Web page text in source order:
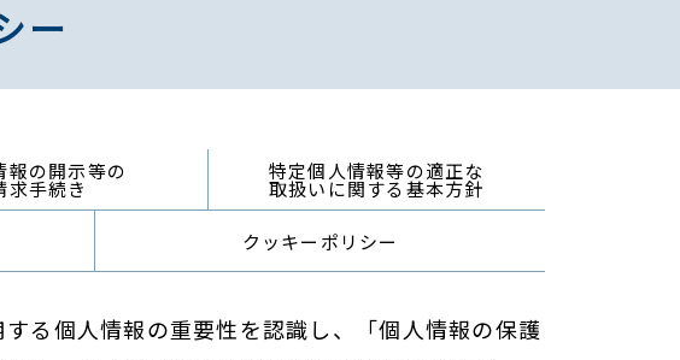
ー
報の開示等の
求手続き
特定個人情報等の適正な
取扱いに関する基本方針
クッキーポリシー
る個人情報の重要性を認識し、「個人情報の保護